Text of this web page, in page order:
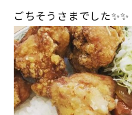
ごちそうさまでした✨✨